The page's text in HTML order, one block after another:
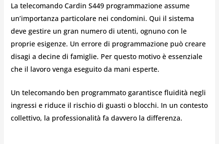
La telecomando Cardin S449 programmazione assume
un’importanza particolare nei condomini. Qui il sistema
deve gestire un gran numero di utenti, ognuno con le
proprie esigenze. Un errore di programmazione può creare
disagi a decine di famiglie. Per questo motivo è essenziale
che il lavoro venga eseguito da mani esperte.
Un telecomando ben programmato garantisce fluidità negli
ingressi e riduce il rischio di guasti o blocchi. In un contesto
collettivo, la professionalità fa davvero la differenza.